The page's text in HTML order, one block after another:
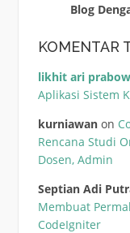
Blog
KOMENTAR
likhit ari
Aplikasi Sistem
kurniawanon
Rencana Studi
Dosen, Admin
Septian Adi
Membuat
CodeIgniter